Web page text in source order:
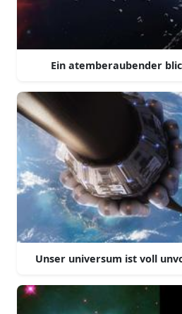
Ein atemberaubender
Unser universum ist voll